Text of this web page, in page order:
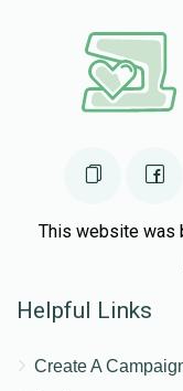
This website was
Helpful Links
Create A